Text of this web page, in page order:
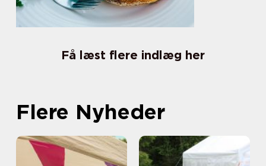
Få læst flere indlæg her
Flere Nyheder